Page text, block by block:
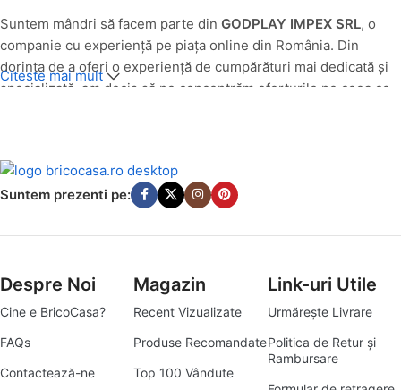
Suntem mândri să facem parte din GODPLAY IMPEX SRL, o
companie cu experiență pe piața online din România. Din
dorința de a oferi o experiență de cumpărături mai dedicată și
specializată, am decis să ne concentrăm eforturile pe ceea ce
O Nouă Identitate, Aceeași Pasiune pentru Calitate
iulie 2025, produsele noastre din categoriile casă
și grădină au fost comercializate cu succes sub egida
nostru de a servi cât mai bine nevoile specifice ale clienților
pasionați de amenajări interioare și exterioare, am transformat
platforma godplay.ro înbricocasa.ro. Această schimbare
reflectă mai bine misiunea noastră de a deveni destinația ta
principală pentru tot ce înseamnă bricolaj, amenajări și soluții
practice pentru un cămin armonios.
Citeste mai mult
Suntem prezenti pe:
Despre Noi
Cine e BricoCasa?
FAQs
Contactează-ne
Magazin
Recent Vizualizate
Produse Recomandate
Top 100 Vândute
Link-uri Utile
Urmărește Livrare
Politica de Retur și
Rambursare